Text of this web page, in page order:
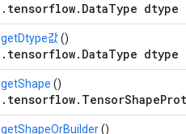
.tensorflow.DataType dtype
getDtype값()
.tensorflow.DataType dtype
getShape ()
getShapeOrBuilder()